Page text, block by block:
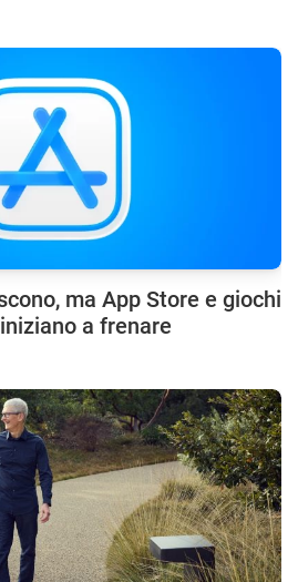
ma App Store e giochi
a frenare